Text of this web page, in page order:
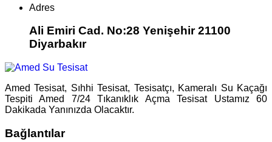
Adres
Ali Emiri Cad. No:28 Yenişehir 21100
Diyarbakır
Amed Tesisat, Sıhhi Tesisat, Tesisatçı, Kameralı Su Kaçağı
Tespiti Amed 7/24 Tıkanıklık Açma Tesisat Ustamız 60
Dakikada Yanınızda Olacaktır.
Bağlantılar